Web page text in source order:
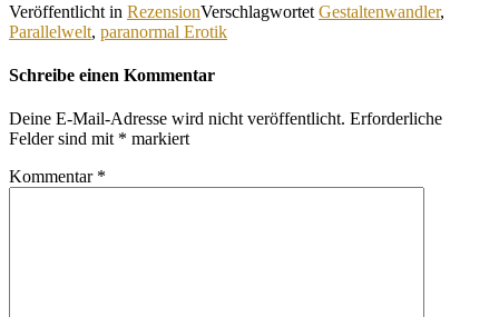
Veröffentlicht in RezensionVerschlagwortet Gestaltenwandler,
Parallelwelt, paranormal Erotik
Schreibe einen Kommentar
Deine E-Mail-Adresse wird nicht veröffentlicht. Erforderliche
Felder sind mit * markiert
Kommentar *